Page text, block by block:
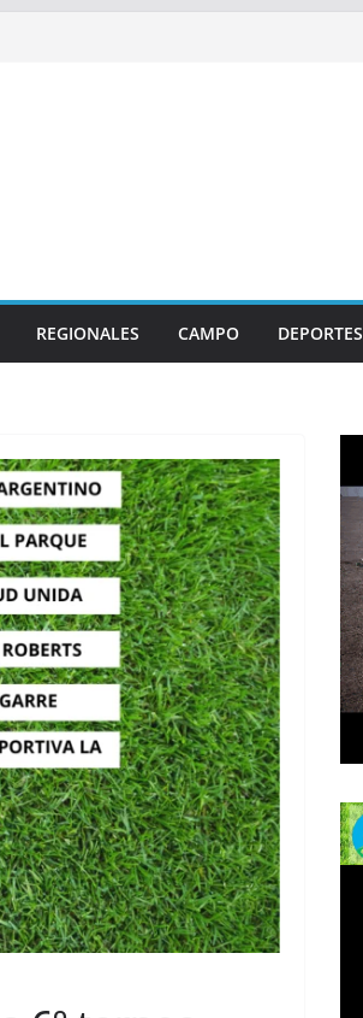
REGIONALES CAMPO DEPORTES